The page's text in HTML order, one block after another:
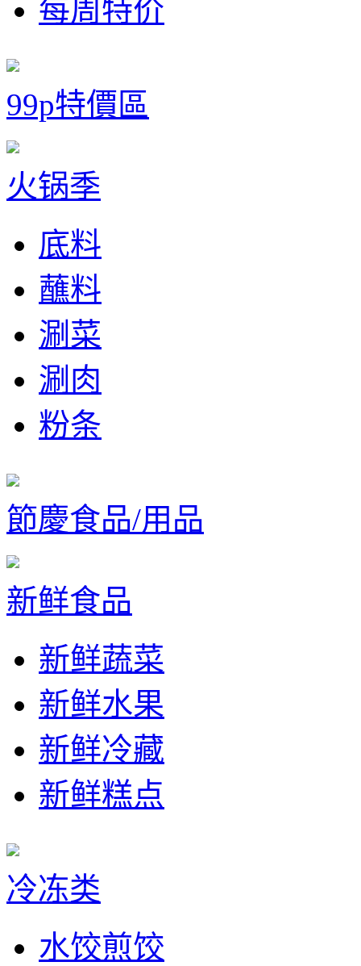
每周特价
99p特價區
火锅季
底料
蘸料
涮菜
涮肉
粉条
節慶食品/用品
新鲜食品
新鲜蔬菜
新鲜水果
新鲜冷藏
新鲜糕点
冷冻类
水饺煎饺